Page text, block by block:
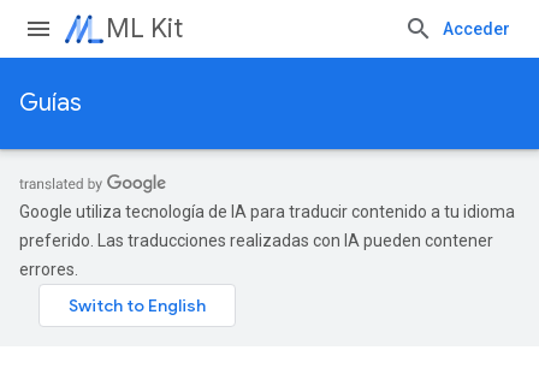
ML Kit Acceder
Guías
Google utiliza tecnología de IA para traducir contenido a tu idioma
preferido. Las traducciones realizadas con IA pueden contener
errores.